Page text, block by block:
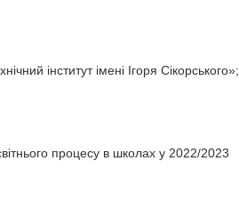
інститут імені Ігоря Сікорського»;
процесу в школах у 2022/2023